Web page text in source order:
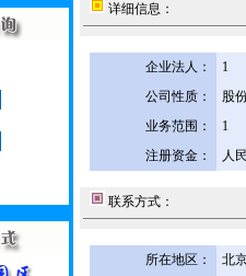
详细信息：
企业法人：
1
公司性质：
股
业务范围：
1
注册资金：
人
联系方式：
所在地区：
北